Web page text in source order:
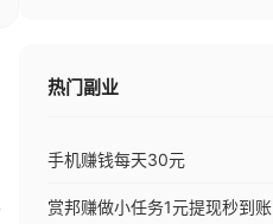
热门副业
手机赚钱每天30元
赏邦赚做小任务1元提现秒到账